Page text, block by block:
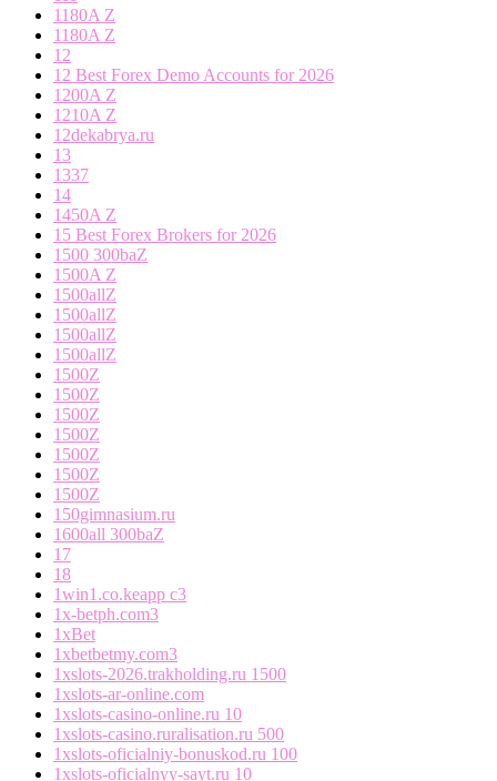
1180A Z
1180A Z
12
12 Best Forex Demo Accounts for 2026
1200A Z
1210A Z
12dekabrya.ru
13
1337
14
1450A Z
15 Best Forex Brokers for 2026
1500 300baZ
1500A Z
1500allZ
1500allZ
1500allZ
1500allZ
1500Z
1500Z
1500Z
1500Z
1500Z
1500Z
1500Z
150gimnasium.ru
1600all 300baZ
17
18
1win1.co.keapp c3
1x-betph.com3
1xBet
1xbetbetmy.com3
1xslots-2026.trakholding.ru 1500
1xslots-ar-online.com
1xslots-casino-online.ru 10
1xslots-casino.ruralisation.ru 500
1xslots-oficialniy-bonuskod.ru 100
1xslots-oficialnyy-sayt.ru 10